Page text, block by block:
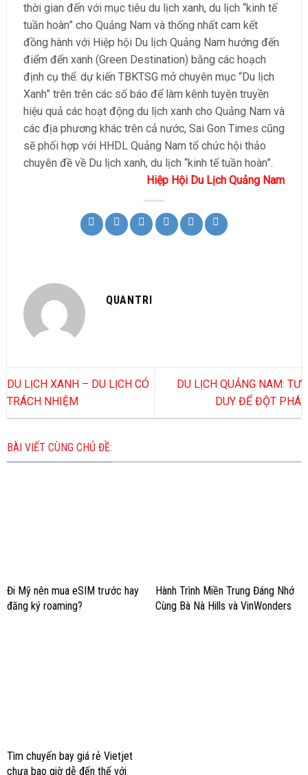
thời gian đến với mục tiêu du lịch xanh, du lịch “kinh tế
tuần hoàn” cho Quảng Nam và thống nhất cam kết
đồng hành với Hiệp hội Du lịch Quảng Nam hướng đến
điểm đến xanh (Green Destination) bằng các hoạch
định cụ thể: dự kiến TBKTSG mở chuyên mục “Du lịch
Xanh” trên trên các số báo để làm kênh tuyên truyền
hiệu quả các hoạt động du lịch xanh cho Quảng Nam và
các địa phương khác trên cả nước, Sai Gon Times cũng
sẽ phối hợp với HHDL Quảng Nam tổ chức hội thảo
chuyên đề về Du lịch xanh, du lịch “kinh tế tuần hoàn”.
Hiệp Hội Du Lịch Quảng Nam
QUANTRI
DU LỊCH XANH – DU LỊCH CÓ
TRÁCH NHIỆM
DU LỊCH QUẢNG NAM: TƯ
DUY ĐỂ ĐỘT PHÁ
BÀI VIẾT CÙNG CHỦ ĐỀ:
Đi Mỹ nên mua eSIM trước hay
đăng ký roaming?
Hành Trình Miền Trung Đáng Nhớ
Cùng Bà Nà Hills và VinWonders
Tìm chuyến bay giá rẻ Vietjet
chưa bao giờ dễ đến thế với